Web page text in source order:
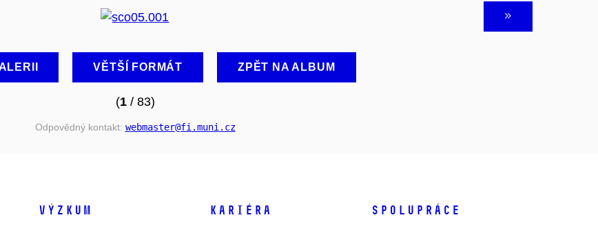
VĚTŠÍ FORMÁT ZPĚT NA ALBUM
(1/ 83)
Odpovědný kontakt: webmaster@fi .muni .cz
VÝZKUM KARIÉRA SPOLUPRÁCE